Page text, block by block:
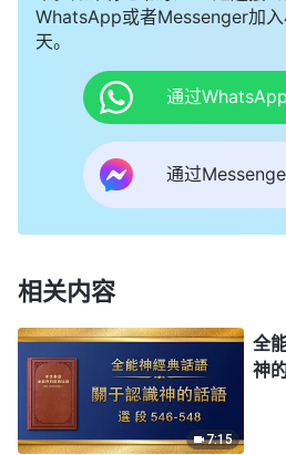
WhatsApp或者Messenger加
天。
通过
通过
相关内容
7:15
全
神